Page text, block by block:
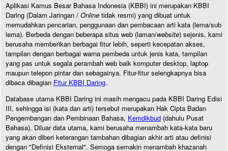
Aplikasi Kamus Besar Bahasa Indonesia (KBBI) ini merupakan KBBI
Daring (Dalam Jaringan / Online tidak resmi) yang dibuat untuk
memudahkan pencarian, penggunaan dan pembacaan arti kata (lema/sub
lema). Berbeda dengan beberapa situs web (laman/website) sejenis, kami
berusaha memberikan berbagai fitur lebih, seperti kecepatan akses,
tampilan dengan berbagai warna pembeda untuk jenis kata, tampilan
yang pas untuk segala perambah web baik komputer desktop, laptop
maupun telepon pintar dan sebagainya. Fitur-fitur selengkapnya bisa
dibaca dibagian Fitur KBBI Daring.
Database utama KBBI Daring ini masih mengacu pada KBBI Daring Edisi
III, sehingga isi (kata dan arti) tersebut merupakan Hak Cipta Badan
Pengembangan dan Pembinaan Bahasa, Kemdikbud (dahulu Pusat
Bahasa). Diluar data utama, kami berusaha menambah kata-kata baru
yang akan diberi keterangan tambahan dibagian akhir arti atau definisi
dengan "Definisi Eksternal". Semoga semakin menambah khazanah